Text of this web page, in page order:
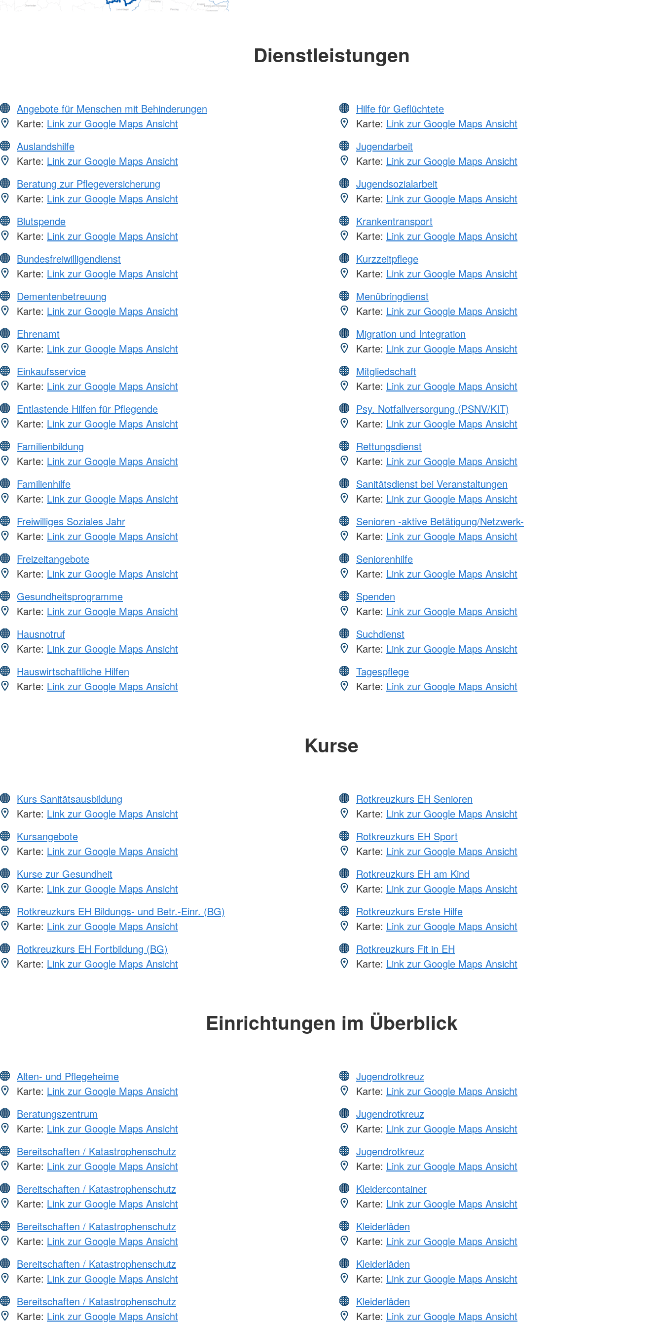
Dienstleistungen
Angebote für Menschen mit Behinderungen
Karte: Link zur Google Maps Ansicht
Auslandshilfe
Karte: Link zur Google Maps Ansicht
Beratung zur Pflegeversicherung
Karte: Link zur Google Maps Ansicht
Blutspende
Karte: Link zur Google Maps Ansicht
Bundesfreiwilligendienst
Karte: Link zur Google Maps Ansicht
Dementenbetreuung
Karte: Link zur Google Maps Ansicht
Ehrenamt
Karte: Link zur Google Maps Ansicht
Einkaufsservice
Karte: Link zur Google Maps Ansicht
Entlastende Hilfen für Pflegende
Karte: Link zur Google Maps Ansicht
Familienbildung
Karte: Link zur Google Maps Ansicht
Familienhilfe
Karte: Link zur Google Maps Ansicht
Freiwilliges Soziales Jahr
Karte: Link zur Google Maps Ansicht
Freizeitangebote
Karte: Link zur Google Maps Ansicht
Gesundheitsprogramme
Karte: Link zur Google Maps Ansicht
Hausnotruf
Karte: Link zur Google Maps Ansicht
Hauswirtschaftliche Hilfen
Karte: Link zur Google Maps Ansicht
Hilfe für Geflüchtete
Karte: Link zur Google Maps Ansicht
Jugendarbeit
Karte: Link zur Google Maps Ansicht
Jugendsozialarbeit
Karte: Link zur Google Maps Ansicht
Krankentransport
Karte: Link zur Google Maps Ansicht
Kurzzeitpflege
Karte: Link zur Google Maps Ansicht
Menübringdienst
Karte: Link zur Google Maps Ansicht
Migration und Integration
Karte: Link zur Google Maps Ansicht
Mitgliedschaft
Karte: Link zur Google Maps Ansicht
Psy. Notfallversorgung (PSNV/KIT)
Karte: Link zur Google Maps Ansicht
Rettungsdienst
Karte: Link zur Google Maps Ansicht
Sanitätsdienst bei Veranstaltungen
Karte: Link zur Google Maps Ansicht
Senioren -aktive Betätigung/Netzwerk-
Karte: Link zur Google Maps Ansicht
Seniorenhilfe
Karte: Link zur Google Maps Ansicht
Spenden
Karte: Link zur Google Maps Ansicht
Suchdienst
Karte: Link zur Google Maps Ansicht
Tagespflege
Karte: Link zur Google Maps Ansicht
Kurse
Kurs Sanitätsausbildung
Karte: Link zur Google Maps Ansicht
Kursangebote
Karte: Link zur Google Maps Ansicht
Kurse zur Gesundheit
Karte: Link zur Google Maps Ansicht
Rotkreuzkurs EH Bildungs- und Betr.-Einr. (BG)
Karte: Link zur Google Maps Ansicht
Rotkreuzkurs EH Fortbildung (BG)
Karte: Link zur Google Maps Ansicht
Rotkreuzkurs EH Senioren
Karte: Link zur Google Maps Ansicht
Rotkreuzkurs EH Sport
Karte: Link zur Google Maps Ansicht
Rotkreuzkurs EH am Kind
Karte: Link zur Google Maps Ansicht
Rotkreuzkurs Erste Hilfe
Karte: Link zur Google Maps Ansicht
Rotkreuzkurs Fit in EH
Karte: Link zur Google Maps Ansicht
Einrichtungen im Überblick
Alten- und Pflegeheime
Karte: Link zur Google Maps Ansicht
Beratungszentrum
Karte: Link zur Google Maps Ansicht
Bereitschaften / Katastrophenschutz
Karte: Link zur Google Maps Ansicht
Bereitschaften / Katastrophenschutz
Karte: Link zur Google Maps Ansicht
Bereitschaften / Katastrophenschutz
Karte: Link zur Google Maps Ansicht
Bereitschaften / Katastrophenschutz
Karte: Link zur Google Maps Ansicht
Bereitschaften / Katastrophenschutz
Karte: Link zur Google Maps Ansicht
Jugendrotkreuz
Karte: Link zur Google Maps Ansicht
Jugendrotkreuz
Karte: Link zur Google Maps Ansicht
Jugendrotkreuz
Karte: Link zur Google Maps Ansicht
Kleidercontainer
Karte: Link zur Google Maps Ansicht
Kleiderläden
Karte: Link zur Google Maps Ansicht
Kleiderläden
Karte: Link zur Google Maps Ansicht
Kleiderläden
Karte: Link zur Google Maps Ansicht